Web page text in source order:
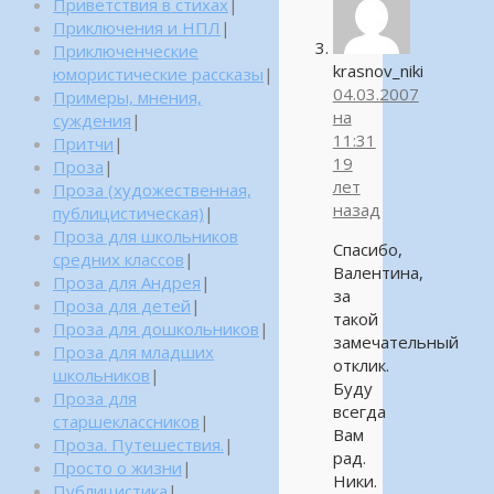
krasnov_niki
04.03.2007
на
11:31
19
лет
назад
Спасибо,
Валентина,
за
такой
замечательный
отклик.
Буду
всегда
Вам
рад.
Ники.
Приветствия в стихах
Приключения и НПЛ |
Приключенческие
юмористические рассказы |
Примеры, мнения,
суждения |
Притчи |
Проза |
Проза (художественная,
публицистическая) |
Проза для школьников
средних классов |
Проза для Андрея |
Проза для детей |
Проза для дошкольников |
Проза для младших
школьников |
Проза для
старшеклассников |
Проза. Путешествия. |
Просто о жизни |